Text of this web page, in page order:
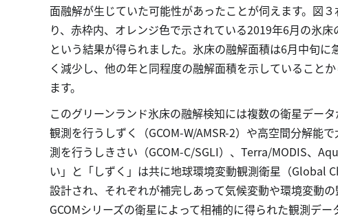
面融解が生じていた可能性があったことが伺えます。図
り、赤枠内、オレンジ色で示されている2019年6月の氷
という結果が得られました。氷床の融解面積は6月中旬
く減少し、他の年と同程度の融解面積を示していること
ます。
このグリーンランド氷床の融解検知には複数の衛星デー
観測を行うしずく（GCOM-W/AMSR-2）や高空間分解能
測を行うしきさい（GCOM-C/SGLI）、Terra/MODIS、
い」と「しずく」は共に地球環境変動観測衛星（Global
設計され、それぞれが補完しあって気候変動や環境変動
GCOMシリーズの衛星によって相補的に得られた観測デ